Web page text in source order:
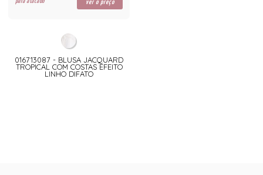
ver o preço
016713087 - BLUSA JACQUARD
TROPICAL COM COSTAS EFEITO
LINHO DIFATO